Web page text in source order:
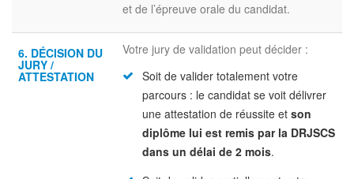
et de l’épreuve orale du candidat.
6. DÉCISION DU
JURY /
ATTESTATION
Votre jury de validation peut décider :
Soit de valider totalement votre
parcours : le candidat se voit délivrer
une attestation de réussite et son
diplôme lui est remis par la DRJSCS
dans un délai de 2 mois.